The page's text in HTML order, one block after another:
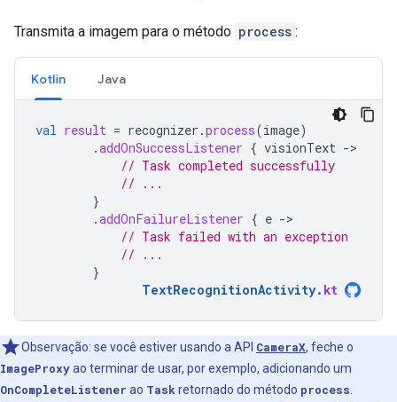
Transmita a imagem para o método process :
Kotlin Java
val result = recognizer .process(image)
.addOnSuccessListener { visionText -
// Task completed successfully
// ...
}
.addOnFailureListener { e -
// Task failed with an exception
// ...
}
TextRecognitionActivity. kt
Observação: se você estiver usando a API CameraX, feche o
ImageProxyao terminar de usar, por exemplo, adicionando um
OnCompleteListener ao Task retornado do método process